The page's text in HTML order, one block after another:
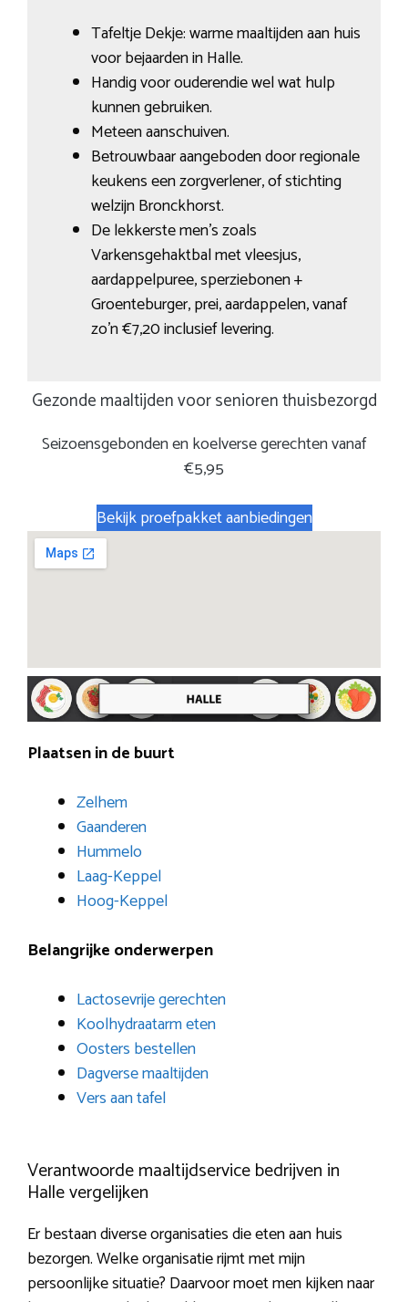
Tafeltje Dekje: warme maaltijden aan huis
voor bejaarden in Halle.
Handig voor ouderendie wel wat hulp
kunnen gebruiken.
Meteen aanschuiven.
Betrouwbaar aangeboden door regionale
keukens een zorgverlener, of stichting
welzijn Bronckhorst.
De lekkerste men’s zoals
Varkensgehaktbal met vleesjus,
aardappelpuree, sperziebonen +
Groenteburger, prei, aardappelen, vanaf
zo’n €7,20 inclusief levering.
Gezonde maaltijden voor senioren thuisbezorgd
Seizoensgebonden en koelverse gerechten vanaf
€5,95
Bekijk proefpakket aanbiedingen
Plaatsen in de buurt
Zelhem
Gaanderen
Hummelo
Laag-Keppel
Hoog-Keppel
Belangrijke onderwerpen
Lactosevrije gerechten
Koolhydraatarm eten
Oosters bestellen
Dagverse maaltijden
Vers aan tafel
Verantwoorde maaltijdservice bedrijven in
Halle vergelijken
Er bestaan diverse organisaties die eten aan huis
bezorgen. Welke organisatie rijmt met mijn
persoonlijke situatie? Daarvoor moet men kijken naar